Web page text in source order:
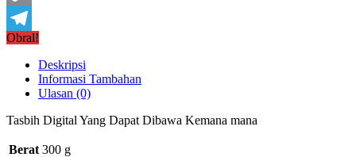
Copy
Link
Telegram
Obral!
Deskripsi
Informasi Tambahan
Ulasan (0)
Tasbih Digital Yang Dapat Dibawa Kemana mana
Berat 300 g